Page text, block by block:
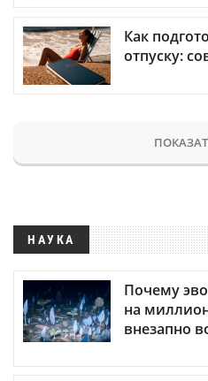
Как
отпуску:
НАУКА
Почему
на
внезапно